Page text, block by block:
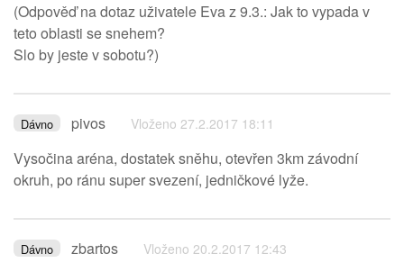
(Odpověď na dotaz uživatele Eva z 9.3.: Jak to vypada v
teto oblasti se snehem?
Slo by jeste v sobotu?)
Dávno pivos Vloženo 27.2.2017 18:11
Vysočina aréna, dostatek sněhu, otevřen 3km závodní
okruh, po ránu super svezení, jedničkové lyže.
Dávno zbartos Vloženo 20.2.2017 12:43